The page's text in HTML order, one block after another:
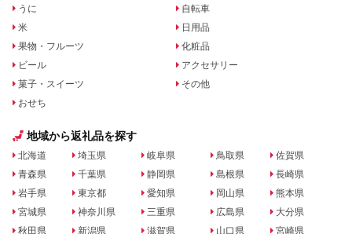
うに
米
果物・フルーツ
ビール
菓子・スイーツ
おせち
自転車
日用品
化粧品
アクセサリー
その他
地域から返礼品を探す
北海道
青森県
岩手県
宮城県
秋田県
埼玉県
千葉県
東京都
神奈川県
新潟県
岐阜県
静岡県
愛知県
三重県
滋賀県
鳥取県
島根県
岡山県
広島県
山口県
佐賀県
長崎県
熊本県
大分県
宮崎県